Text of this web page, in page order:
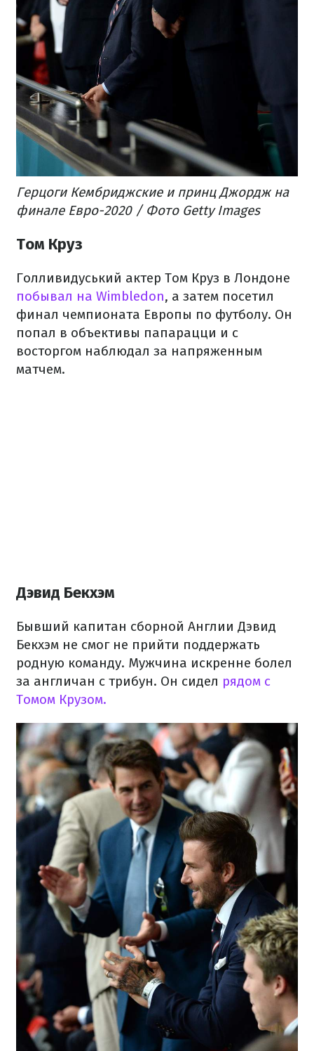
Герцоги Кембриджские и принц Джордж на
финале Евро-2020 / Фото Getty Images
Том Круз
Голливидуський актер Том Круз в Лондоне
побывал на Wimbledon, а затем посетил
финал чемпионата Европы по футболу. Он
попал в объективы папарацци и с
восторгом наблюдал за напряженным
матчем.
Дэвид Бекхэм
Бывший капитан сборной Англии Дэвид
Бекхэм не смог не прийти поддержать
родную команду. Мужчина искренне болел
за англичан с трибун. Он сидел рядом с
Томом Крузом.